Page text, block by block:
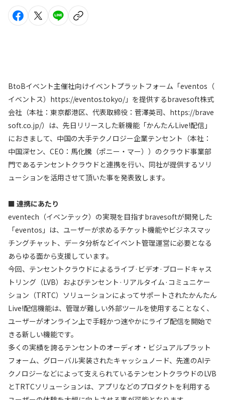
BtoBイベント主催社向けイベントプラットフォーム「eventos（
イベントス）https://eventos.tokyo/」を提供するbravesoft株式
会社（本社：東京都港区、代表取締役：菅澤英司、https://brave
soft.co.jp/）は、先日リリースした新機能「かんたんLive!配信」
におきまして、中国の大手テクノロジー企業テンセント（本社：
中国深セン、CEO：馬化騰（ポニー・マー））のクラウド事業部
門であるテンセントクラウドと連携を行い、同社が提供するソリ
ューションを活用させて頂いた事を発表致します。
■ 連携にあたり
eventech（イベンテック）の実現を目指すbravesoftが開発した
「eventos」は、ユーザーが求めるチケット機能やビジネスマッ
チングチャット、データ分析などイベント管理運営に必要となる
あらゆる面から支援しています。
今回、テンセントクラウドによるライブ·ビデオ·ブロードキャス
トリング（LVB）およびテンセント·リアルタイム·コミュニケー
ション（TRTC）ソリューションによってサポートされたかんたん
Live!配信機能は、管理が難しい外部ツールを使用することなく、
ユーザーがオンライン上で手軽かつ速やかにライブ配信を開始で
きる新しい機能です。
多くの実績を誇るテンセントのオーディオ・ビジュアルプラット
フォーム、グローバル実装されたキャッシュノード、先進のAIテ
クノロジーなどによって支えられているテンセントクラウドのLVB
とTRTCソリューションは、アプリなどのプロダクトを利用する